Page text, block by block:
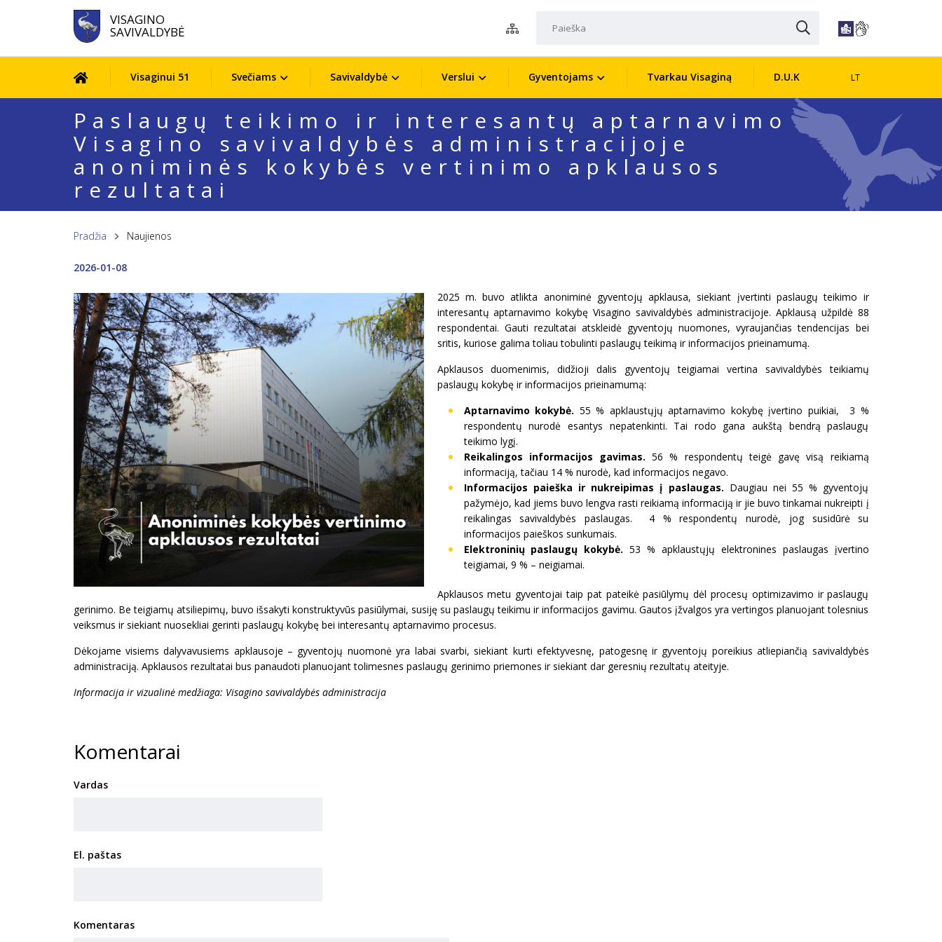
VISAGINO
SAVIVALDYBĖ
LT
Visaginui 51 Svečiams Savivaldybė Verslui Gyventojams Tvarkau Visaginą D.U.K
Paslaugų teikimo ir interesantų aptarnavimo
Visagino savivaldybės administracijoje
anoniminės kokybės vertinimo apklausos
rezultatai
Pradžia Naujienos
2026-01-08
2025 m. buvo atlikta anoniminė gyventojų apklausa, siekiant įvertinti paslaugų teikimo ir
interesantų aptarnavimo kokybę Visagino savivaldybės administracijoje. Apklausą užpildė 88
respondentai. Gauti rezultatai atskleidė gyventojų nuomones, vyraujančias tendencijas bei
sritis, kuriose galima toliau tobulinti paslaugų teikimą ir informacijos prieinamumą.
Apklausos duomenimis, didžioji dalis gyventojų teigiamai vertina savivaldybės teikiamų
paslaugų kokybę ir informacijos prieinamumą:
Aptarnavimo kokybė. 55 % apklaustųjų aptarnavimo kokybę įvertino puikiai, 3 %
respondentų nurodė esantys nepatenkinti. Tai rodo gana aukštą bendrą paslaugų
teikimo lygį.
Reikalingos informacijos gavimas. 56 % respondentų teigė gavę visą reikiamą
informaciją, tačiau 14 % nurodė, kad informacijos negavo.
Informacijos paieška ir nukreipimas į paslaugas. Daugiau nei 55 % gyventojų
pažymėjo, kad jiems buvo lengva rasti reikiamą informaciją ir jie buvo tinkamai nukreipti į
reikalingas savivaldybės paslaugas. 4 % respondentų nurodė, jog susidūrė su
informacijos paieškos sunkumais.
Elektroninių paslaugų kokybė. 53 % apklaustųjų elektronines paslaugas įvertino
teigiamai, 9 % – neigiamai.
Apklausos metu gyventojai taip pat pateikė pasiūlymų dėl procesų optimizavimo ir paslaugų
gerinimo. Be teigiamų atsiliepimų, buvo išsakyti konstruktyvūs pasiūlymai, susiję su paslaugų teikimu ir informacijos gavimu. Gautos įžvalgos yra vertingos planuojant tolesnius
veiksmus ir siekiant nuosekliai gerinti paslaugų kokybę bei interesantų aptarnavimo procesus.
Dėkojame visiems dalyvavusiems apklausoje – gyventojų nuomonė yra labai svarbi, siekiant kurti efektyvesnę, patogesnę ir gyventojų poreikius atliepiančią savivaldybės
administraciją. Apklausos rezultatai bus panaudoti planuojant tolimesnes paslaugų gerinimo priemones ir siekiant dar geresnių rezultatų ateityje.
Informacija ir vizualinė medžiaga: Visagino savivaldybės administracija
Komentarai
Vardas
El. paštas
Komentaras